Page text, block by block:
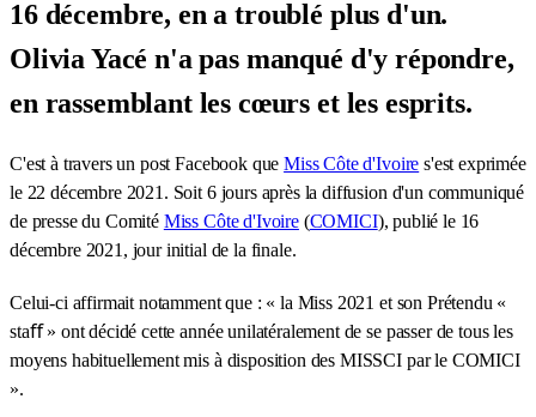
16 décembre, en a troublé plus d'un.
Olivia Yacé n'a pas manqué d'y répondre,
en rassemblant les cœurs et les esprits.
C'est à travers un post Facebook queMiss Côte d'Ivoire s'est exprimée
le 22 décembre 2021. Soit 6 jours après la diffusion d'un communiqué
de presse du Comité Miss Côte d'Ivoire(COMICI), publié le 16
décembre 2021, jour initial de la finale.
Celui-ci affirmait notamment que : « la Miss 2021 et son Prétendu «
staﬀ » ont décidé cette année unilatéralement de se passer de tous les
moyens habituellement mis à disposition des MISSCI par le COMICI
».